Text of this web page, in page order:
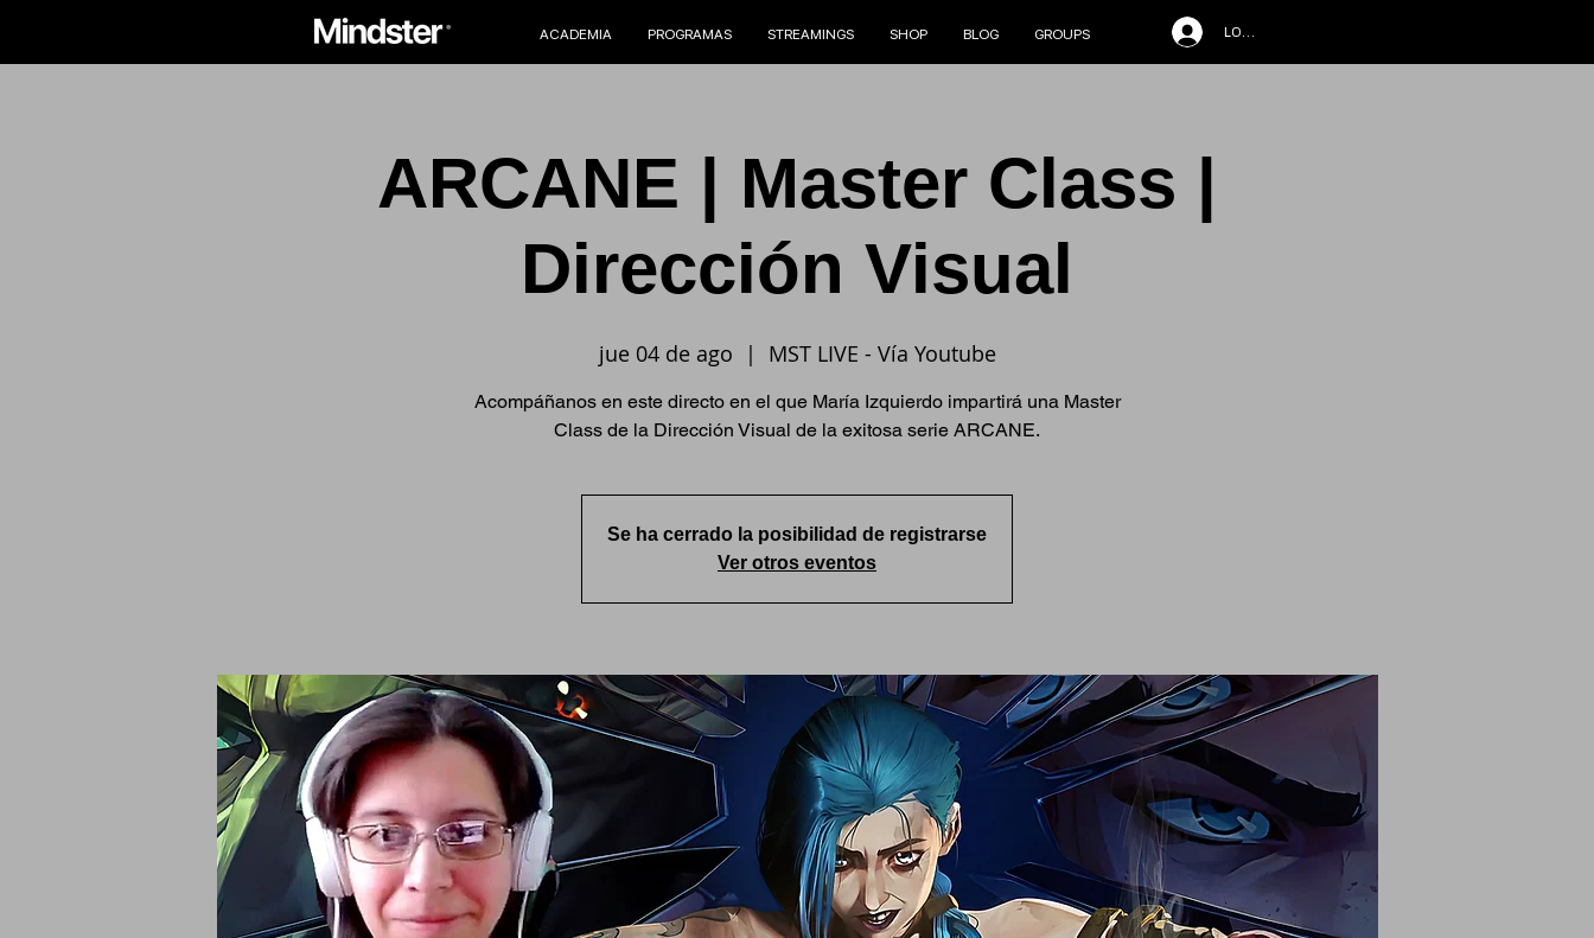
ACADEMIA PROGRAMAS STREAMINGS SHOP BLOG GROUPS LOG IN
ARCANE | Master Class |
Dirección Visual
jue 04 de ago
  |
MST LIVE - Vía Youtube
Acompáñanos en este directo en el que María Izquierdo impartirá una Master
Class de la Dirección Visual de la exitosa serie ARCANE.
Se ha cerrado la posibilidad de registrarse
Ver otros eventos